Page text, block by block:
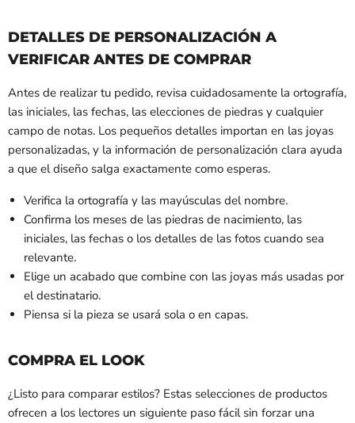
DETALLES DE PERSONALIZACIÓN A
VERIFICAR ANTES DE COMPRAR
Antes de realizar tu pedido, revisa cuidadosamente la ortografía,
las iniciales, las fechas, las elecciones de piedras y cualquier
campo de notas. Los pequeños detalles importan en las joyas
personalizadas, y la información de personalización clara ayuda
a que el diseño salga exactamente como esperas.
Verifica la ortografía y las mayúsculas del nombre.
Confirma los meses de las piedras de nacimiento, las
iniciales, las fechas o los detalles de las fotos cuando sea
relevante.
Elige un acabado que combine con las joyas más usadas por
el destinatario.
Piensa si la pieza se usará sola o en capas.
COMPRA EL LOOK
¿Listo para comparar estilos? Estas selecciones de productos
ofrecen a los lectores un siguiente paso fácil sin forzar una